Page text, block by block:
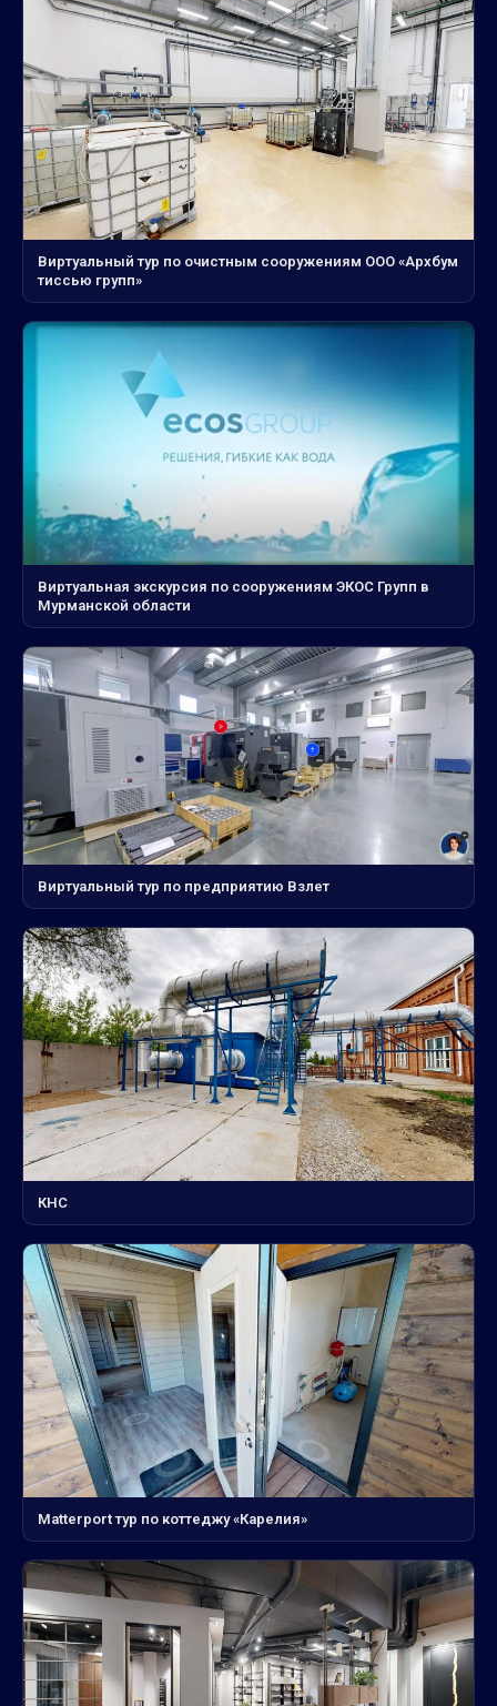
Виртуальный тур по очистным сооружениям ООО «Архбум
тиссью групп»
Виртуальная экскурсия по сооружениям ЭКОС Групп в
Мурманской области
Виртуальный тур по предприятию Взлет
КНС
Matterport тур по коттеджу «Карелия»